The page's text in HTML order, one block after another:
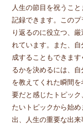
人生の節目を祝うこ
記録できます。この
り返るのに役立つ、
れています。また、
成することもできま
るかを決めるには、
を教えてくれた瞬間
要だと感じたトピッ
たいトピックから始
出、人生の重要な出